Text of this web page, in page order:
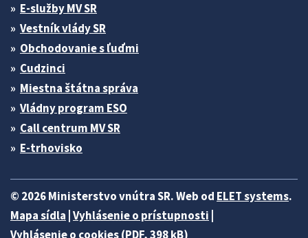
E-služby MV SR
Vestník vlády SR
Obchodovanie s ľuďmi
Cudzinci
Miestna štátna správa
Vládny program ESO
Call centrum MV SR
E-trhovisko
© 2026 Ministerstvo vnútra SR. Web od ELET systems.
Mapa sídla Vyhlásenie o prístupnosti
Vyhlásenie o cookies (PDF, 398 kB)